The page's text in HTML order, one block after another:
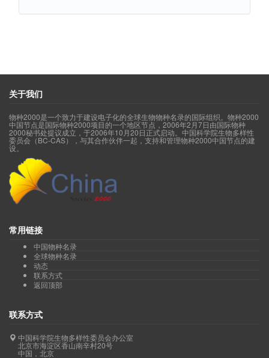
关于我们
物种2000是一个致力于建设电子化的全球生物物种名录的国际组织。物种2000
中国节点是国际物种2000项目的一个地区节点，2006年2月7日由国际物种
2000秘书处提议成立，于2006年10月20日正式启动。中国科学院生物多样性
委员会（BC-CAS），与其合作伙伴一起，支持和管理物种2000中国节点的建
设。
常用链接
中国物种名录
全球物种名录
动态
联系方式
返回顶部
联系方式
中国科学院生物多样性委员会办公室
北京市海淀区香山南辛村20号
中国，北京